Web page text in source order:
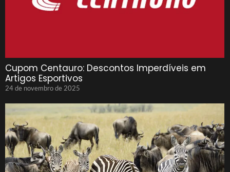
Cupom Centauro: Descontos Imperdíveis em
Artigos Esportivos
24 de novembro de 2025